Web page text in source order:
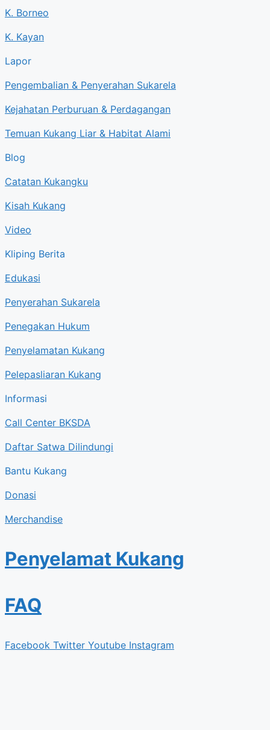
K. Borneo
K. Kayan
Lapor
Pengembalian & Penyerahan Sukarela
Kejahatan Perburuan & Perdagangan
Temuan Kukang Liar & Habitat Alami
Blog
Catatan Kukangku
Kisah Kukang
Video
Kliping Berita
Edukasi
Penyerahan Sukarela
Penegakan Hukum
Penyelamatan Kukang
Pelepasliaran Kukang
Informasi
Call Center BKSDA
Daftar Satwa Dilindungi
Bantu Kukang
Donasi
Merchandise
Penyelamat Kukang
FAQ
Facebook Twitter Youtube Instagram